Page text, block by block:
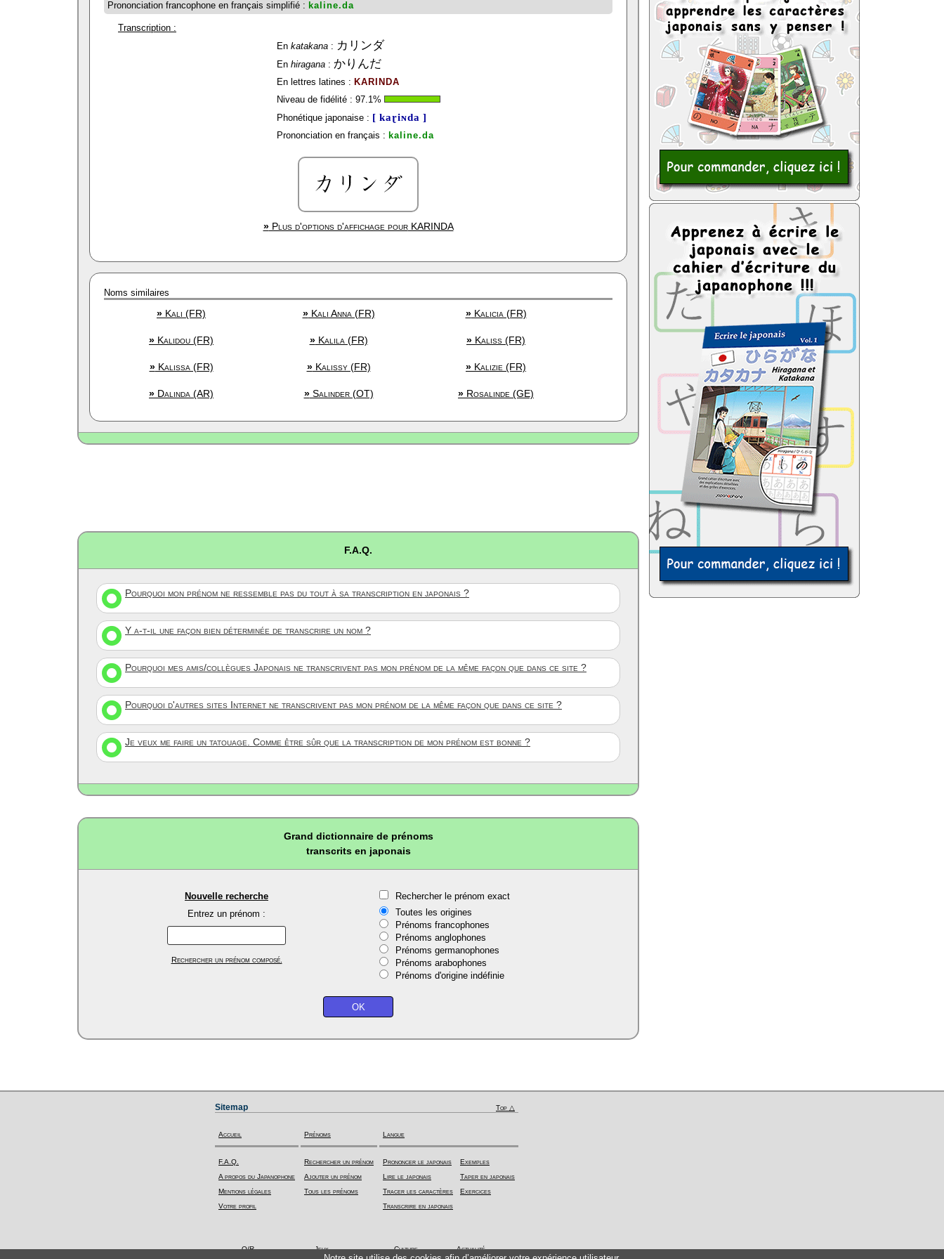
Prononciation francophone en français simplifié : kaline.da
Transcription :
En katakana: カリンダ
En hiragana: かりんだ
En lettres latines : KARINDA
Niveau de fidélité : 97.1%
Phonétique japonaise : [ kaɽiɴda ]
Prononciation en français : kaline.da
»Plus d'options d'affichage pourKARINDA
Noms similaires
» Kali (FR) »Kali Anna (FR) »Kalicia (FR)
» Kalidou (FR) »Kalila (FR) » Kaliss (FR)
»Kalissa (FR) »Kalissy (FR) » Kalizie (FR)
» Dalinda (AR) »Salinder (OT) » Rosalinde (GE)
F.A.Q.
Pourquoi mon prénom ne ressemble pas du tout à sa transcription en japonais ?
Y a-t-il une façon bien déterminée de transcrire un nom ?
Pourquoi mes amis/collègues Japonais ne transcrivent pas mon prénom de la même façon que dans ce site ?
Pourquoi d'autres sites Internet ne transcrivent pas mon prénom de la même façon que dans ce site ?
Je veux me faire un tatouage. Comme être sûr que la transcription de mon prénom est bonne ?
Grand dictionnaire de prénoms
transcrits en japonais
Nouvelle recherche
Entrez un prénom :
Rechercher un prénom composé.
Rechercher le prénom exact
Toutes les origines
Prénoms francophones
Prénoms anglophones
Prénoms germanophones
Prénoms arabophones
Prénoms d'origine indéfinie
Sitemap Top △
Accueil
F.A.Q.
A propos du Japanophone
Mentions légales
Votre profil
Prénoms
Rechercher un prénom
Ajouter un prénom
Tous les prénoms
Langue
Prononcer le japonais
Lire le japonais
Tracer les caractères
Transcrire en japonais
Exemples
Taper en japonais
Exercices
Q/R Jeux Culture Actualité